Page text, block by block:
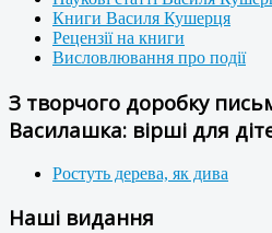
Книги Василя Кушерця
Рецензії на книги
Висловлювання про події
З творчого доробку
Василашка: вірші для
Ростуть дерева, як дива
Наші видання